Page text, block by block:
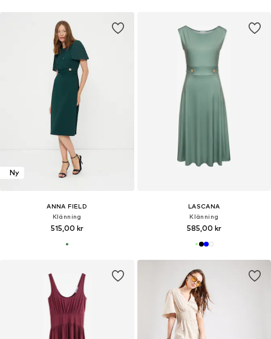
Ny
ANNA FIELD
Klänning
515,00 kr
LASCANA
Klänning
585,00 kr